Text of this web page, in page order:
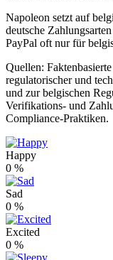
Napoleon setzt auf
deutsche
PayPal oft nur für
Quellen:
regulatorischer und
und zur belgischen
Verifikations- und
Compliance-Praktiken.
Happy
0 %
Sad
0 %
Excited
0 %